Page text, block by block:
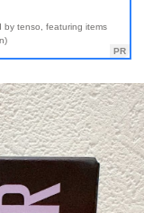
by tenso, featuring items